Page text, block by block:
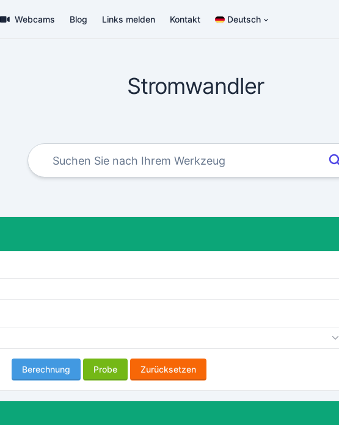
Webcams Blog Links melden Kontakt Deutsch
Stromwandler
Berechnung Probe Zurücksetzen